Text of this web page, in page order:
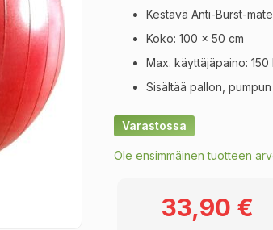
Kestävä Anti-Burst-
Koko: 100 × 50 cm
Max. käyttäjäpaino: 150
Sisältää pallon,
Varastossa
Ole ensimmäinen tuotteen
33,90 €